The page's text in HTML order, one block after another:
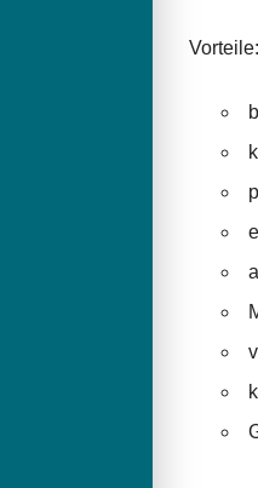
Vorteile: